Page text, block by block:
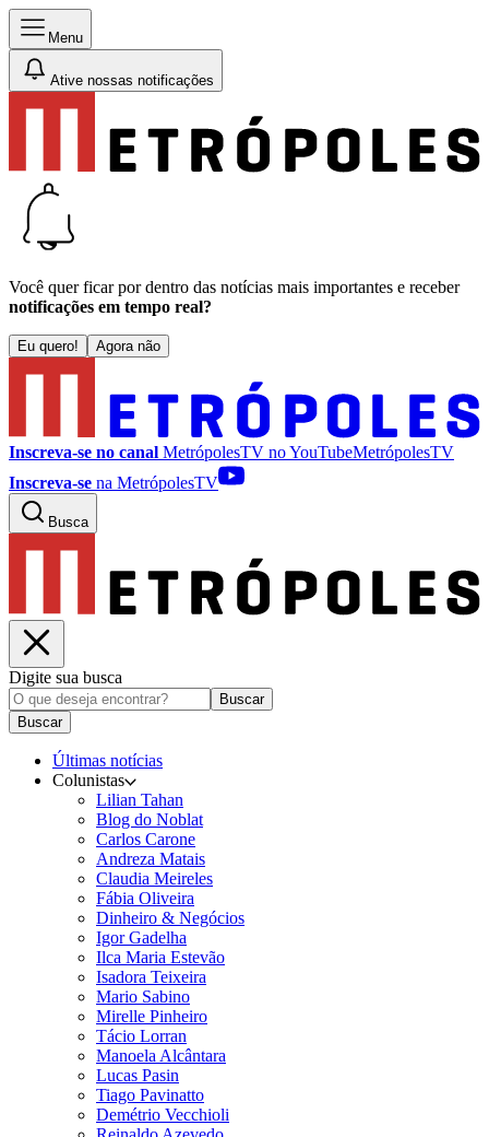
Menu
Ative nossas notificações
Você quer ficar por dentro das notícias mais importantes e receber
notificações em tempo real?
Eu quero! Agora não
Inscreva-se no canal MetrópolesTV noYouTubeMetrópolesTV
Inscreva-se na MetrópolesTV
Busca
Digite sua busca
Buscar
Buscar
Últimas notícias
Colunistas
Lilian Tahan
Blog do Noblat
Carlos Carone
Andreza Matais
Claudia Meireles
Fábia Oliveira
Dinheiro & Negócios
Igor Gadelha
Ilca Maria Estevão
Isadora Teixeira
Mario Sabino
Mirelle Pinheiro
Tácio Lorran
Manoela Alcântara
Lucas Pasin
Tiago Pavinatto
Demétrio Vecchioli